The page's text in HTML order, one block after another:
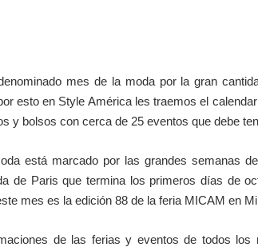
mes de la moda por la gran
esto en Style América les traemos el
y bolsos con cerca de 25 eventos que debe
está marcado por las grandes semanas
de Paris que termina los primeros días de
mes es la edición 88 de la feria MICAM en
de las ferias y eventos de todos